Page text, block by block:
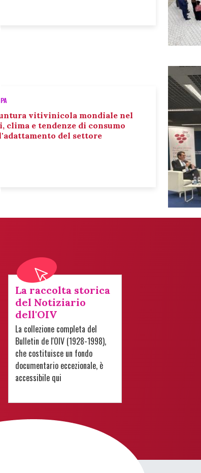
vitivinicola mondiale nel
clima e tendenze di consumo
del settore
La raccolta storica
del Notiziario
dell'OIV
La collezione completa del
Bulletin de l'OIV (1928-1998),
che costituisce un fondo
documentario eccezionale, è
accessibile qui